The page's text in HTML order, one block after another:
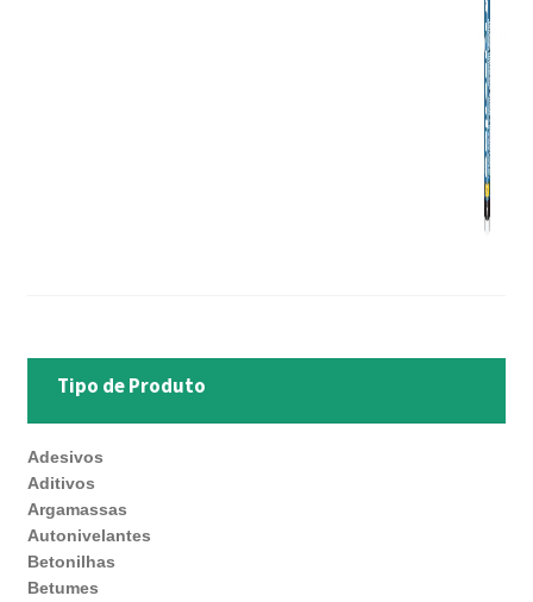
Tipo de Produto
Adesivos
Aditivos
Argamassas
Autonivelantes
Betonilhas
Betumes